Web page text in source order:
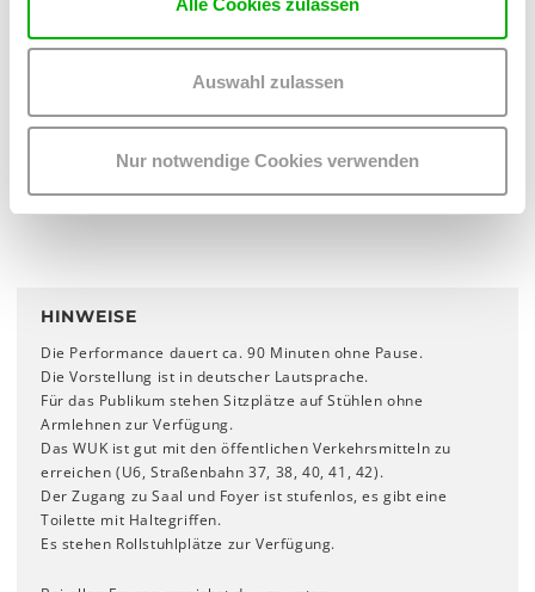
Auswahl zulassen
Nur notwendige Cookies verwenden
App ins WUK! Mit derTicketGretchen-Appnoch schneller
Karten sichern.
Kulturpasses melden sich mit ihren
Ausweises bitte beiperformingarts@wuk.at.
Abendkassaöffnet einehalbe Stunde vor
HINWEISE
Die Performance dauert ca. 90 Minuten ohne Pause.
Die Vorstellung ist in deutscher Lautsprache.
Für das Publikum stehen Sitzplätze auf Stühlen ohne
Armlehnen zur Verfügung.
Das WUK ist gut mit den öffentlichen Verkehrsmitteln zu
erreichen (U6, Straßenbahn 37, 38, 40, 41, 42).
Der Zugang zu Saal und Foyer ist stufenlos, es gibt eine
Toilette mit Haltegriffen.
Es stehen Rollstuhlplätze zur Verfügung.